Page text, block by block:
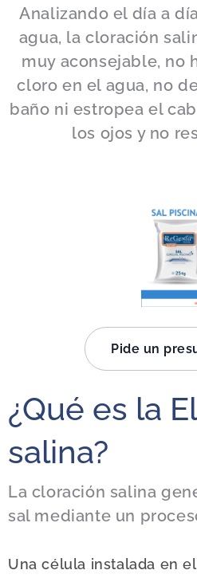
Analizando el día a
agua, la cloración
muy aconsejable, no
cloro en el agua, no
baño ni estropea el
los ojos y no
Pide un
¿Qué es la
salina?
La cloración salina
sal mediante un
Una célula instalada en